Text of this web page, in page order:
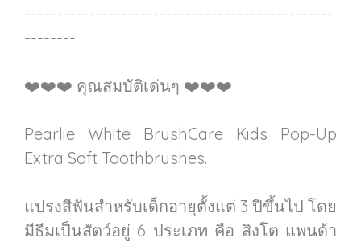
------------------------------------------------
--------
❤️❤️❤️ คุณสมบัติเด่นๆ ❤️❤️❤️
Pearlie White BrushCare Kids Pop-Up
Extra Soft Toothbrushes.
แปรงสีฟันสำหรับเด็กอายุตั้งแต่ 3 ปีขึ้นไป โดย
มีธีมเป็นสัตว์อยู่ 6 ประเภท คือ สิงโต แพนด้า